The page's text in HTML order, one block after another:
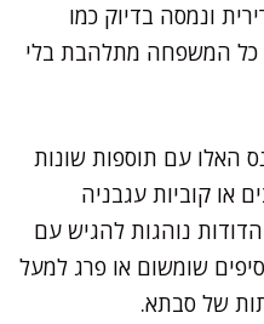
ונמסה בדיוק כמו
כל המשפחה מתלהבת בלי
האלו עם תוספות שונות
או קוביות עגבניה
נוהגות להגיש עם
שומשום או פרג למעל
של סבתא.